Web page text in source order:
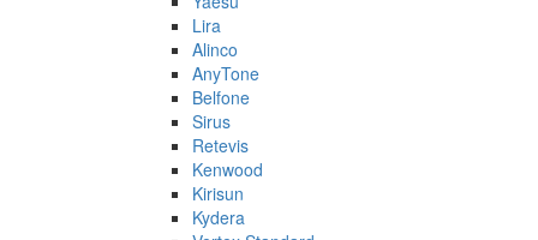
Lira
Alinco
AnyTone
Belfone
Sirus
Retevis
Kenwood
Kirisun
Kydera